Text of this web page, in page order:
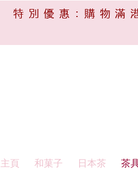
特別優惠:購物滿
主頁 和菓子 日本茶 茶